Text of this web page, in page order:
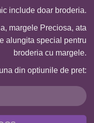
include doar broderia.
margele Preciosa, ata
alungita special pentru
broderia cu margele.
din optiunile de pret: